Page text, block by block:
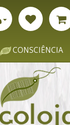
CONSCIÊNCIA